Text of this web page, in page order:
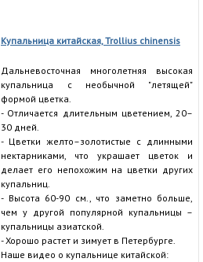
Купальница китайская, Trollius chinensis
Дальневосточная многолетняя высокая
купальница с необычной "летящей"
формой цветка.
- Отличается длительным цветением, 20–
30 дней.
- Цветки желто–золотистые с длинными
нектарниками, что украшает цветок и
делает его непохожим на цветки других
купальниц.
- Высота 60-90 см., что заметно больше,
чем у другой популярной купальницы –
купальницы азиатской.
- Хорошо растет и зимует в Петербурге.
Наше видео о купальнице китайской: